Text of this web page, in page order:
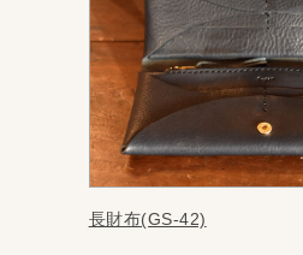
長財布(GS-42)